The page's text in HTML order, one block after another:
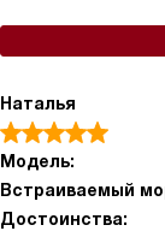
Наталья
Модель:
Встраиваемый
Достоинства: